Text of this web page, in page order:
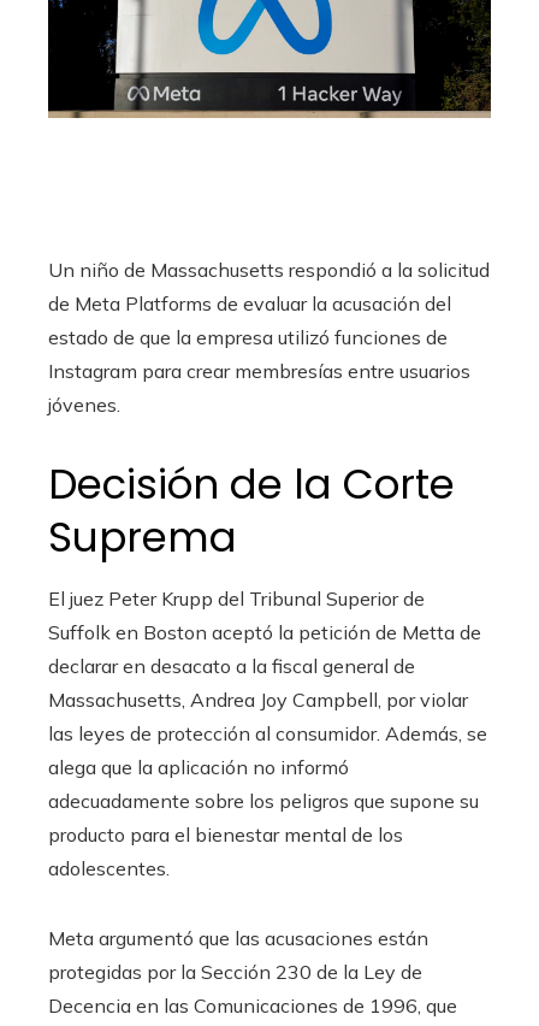
Un niño de Massachusetts respondió a la solicitud
de Meta Platforms de evaluar la acusación del
estado de que la empresa utilizó funciones de
Instagram para crear membresías entre usuarios
jóvenes.
Decisión de la Corte
Suprema
El juez Peter Krupp del Tribunal Superior de
Suffolk en Boston aceptó la petición de Metta de
declarar en desacato a la fiscal general de
Massachusetts, Andrea Joy Campbell, por violar
las leyes de protección al consumidor. Además, se
alega que la aplicación no informó
adecuadamente sobre los peligros que supone su
producto para el bienestar mental de los
adolescentes.
Meta argumentó que las acusaciones están
protegidas por la Sección 230 de la Ley de
Decencia en las Comunicaciones de 1996, que